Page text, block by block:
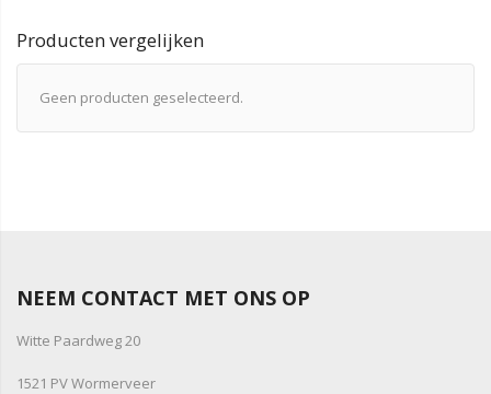
Producten vergelijken
Geen producten geselecteerd.
NEEM CONTACT MET ONS OP
Witte Paardweg 20
1521 PV Wormerveer